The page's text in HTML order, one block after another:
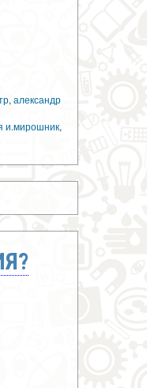
, александр
и.мирошник,